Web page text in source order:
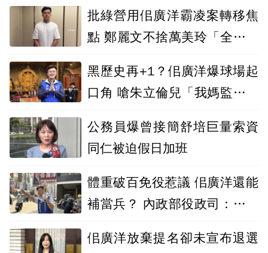
批綠營用佀廣洋霸凌案轉移焦
點 鄭麗文不捨萬美玲「全家被
黑歷史再+1？佀廣洋爆球場起
口角 嗆朱立倫兒「我媽監督你
公務員爆曾接簡舒培巨量索資
同仁被迫假日加班
體重破百免役惹議 佀廣洋還能
補當兵？ 內政部役政司：可申
佀廣洋放棄提名卻未宣布退選